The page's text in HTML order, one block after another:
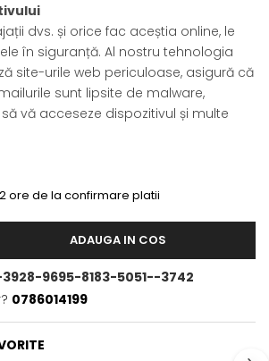
dvs. și orice fac aceștia online, le
în siguranță. Al nostru tehnologia
site-urile web periculoase, asigură că
sunt lipsite de malware,
vă acceseze dispozitivul și multe
2 ore de la confirmare platii
ADAUGA IN COS
3928-9695-8183-5051--3742
0786014199